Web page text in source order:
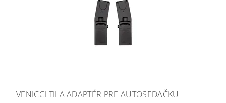
VENICCI TILA ADAPTÉR PRE AUTOSEDAČKU